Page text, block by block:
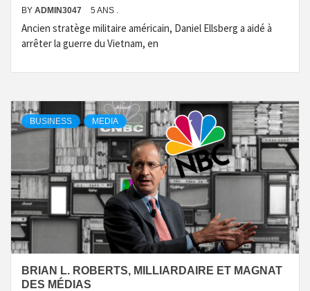
BY ADMIN3047 5 ANS .
Ancien stratège militaire américain, Daniel Ellsberg a aidé à
arrêter la guerre du Vietnam, en
BUSINESS MEDIA
BRIAN L. ROBERTS, MILLIARDAIRE ET MAGNAT
DES MÉDIAS